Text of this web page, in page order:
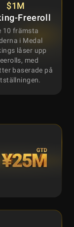
$1M
Freeroll
10 främsta
i Medal
låser upp
med
baserade på